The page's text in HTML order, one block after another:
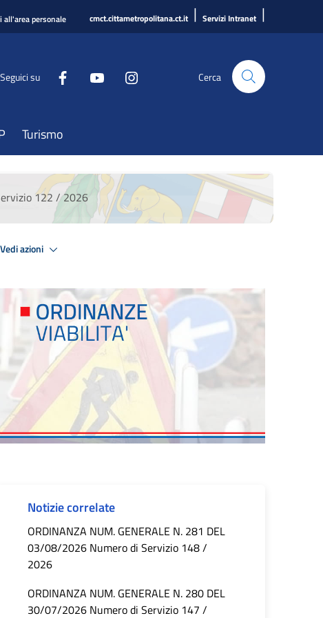
all'area personale cmct.cittametropolitana.ct.it | Servizi Intranet |
Seguici su Cerca
Turismo
122 / 2026
Vedi azioni
Notizie correlate
ORDINANZA NUM. GENERALE N. 281 DEL
03/08/2026 Numero di Servizio 148 /
2026
ORDINANZA NUM. GENERALE N. 280 DEL
30/07/2026 Numero di Servizio 147 /